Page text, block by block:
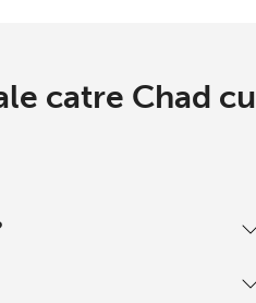
catre Chad cu